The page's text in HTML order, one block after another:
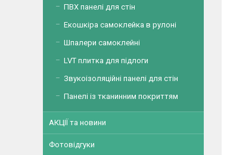
ПВХ панелі для стін
Екошкіра самоклейка в рулоні
Шпалери самоклейні
LVT плитка для підлоги
Звукоізоляційні панелі для стін
Панелі із тканинним покриттям
АКЦІЇ та новини
Фотовідгуки